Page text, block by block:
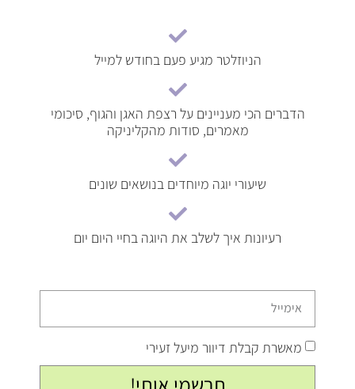
הניוזלטר מגיע פעם בחודש למייל
הדברים הכי מעניינים על רצפת האגן והגוף, סיכומי
מאמרים, סודות מהקליניקה
שיעורי יוגה מיוחדים בנושאים שונים
רעיונות איך לשלב את היוגה בחיי היום יום
מאשרת קבלת דיוור מיעל זעירי